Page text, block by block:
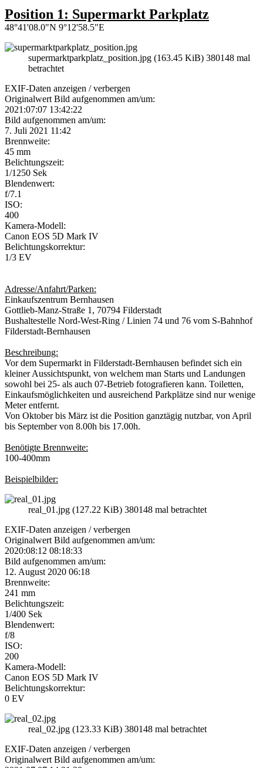
Position 1: Supermarkt Parkplatz
48°41'08.0"N 9°12'58.5"E
supermarktparkplatz_position.jpg (163.45 KiB) 380148 mal
betrachtet
EXIF-Daten anzeigen / verbergen
Originalwert Bild aufgenommen am/um:
2021:07:07 13:42:22
Bild aufgenommen am/um:
7. Juli 2021 11:42
Brennweite:
45 mm
Belichtungszeit:
1/1250 Sek
Blendenwert:
f/7.1
ISO:
400
Kamera-Modell:
Canon EOS 5D Mark IV
Belichtungskorrektur:
1/3 EV
Adresse/Anfahrt/Parken:
Einkaufszentrum Bernhausen
Gottlieb-Manz-Straße 1, 70794 Filderstadt
Bushaltestelle Nord-West-Ring / Linien 74 und 76 vom S-Bahnhof
Filderstadt-Bernhausen
Beschreibung:
Vor dem Supermarkt in Filderstadt-Bernhausen befindet sich ein
kleiner Aussichtspunkt, von welchem man Starts und Landungen
sowohl bei 25- als auch 07-Betrieb fotografieren kann. Toiletten,
Einkaufsmöglichkeiten und ausreichend Parkplätze sind nur wenige
Meter entfernt.
Von Oktober bis März ist die Position ganztägig nutzbar, von April
bis September von 8.00h bis 17.00h.
Benötigte Brennweite:
100-400mm
Beispielbilder:
real_01.jpg (127.22 KiB) 380148 mal betrachtet
EXIF-Daten anzeigen / verbergen
Originalwert Bild aufgenommen am/um:
2020:08:12 08:18:33
Bild aufgenommen am/um:
12. August 2020 06:18
Brennweite:
241 mm
Belichtungszeit:
1/400 Sek
Blendenwert:
f/8
ISO:
200
Kamera-Modell:
Canon EOS 5D Mark IV
Belichtungskorrektur:
0 EV
real_02.jpg (123.33 KiB) 380148 mal betrachtet
EXIF-Daten anzeigen / verbergen
Originalwert Bild aufgenommen am/um: